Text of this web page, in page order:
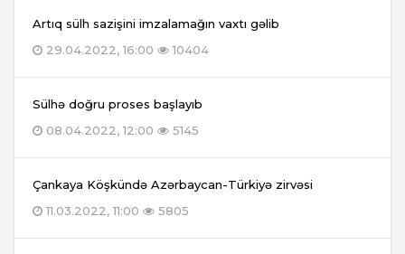
Artıq sülh sazişini imzalamağın vaxtı gəlib
29.04.2022, 16:00
10404
Sülhə doğru proses başlayıb
08.04.2022, 12:00
5145
Çankaya Köşkündə Azərbaycan-Türkiyə zirvəsi
11.03.2022, 11:00
5805